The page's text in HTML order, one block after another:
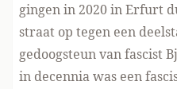
gingen in 2020 in Erfurt
straat op tegen een
gedoogsteun van fascist
in decennia was een